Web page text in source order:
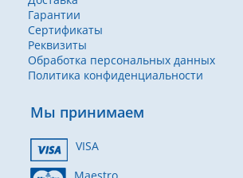
Гарантии
Сертификаты
Реквизиты
Обработка персональных данных
Политика конфиденциальности
Мы принимаем
VISA